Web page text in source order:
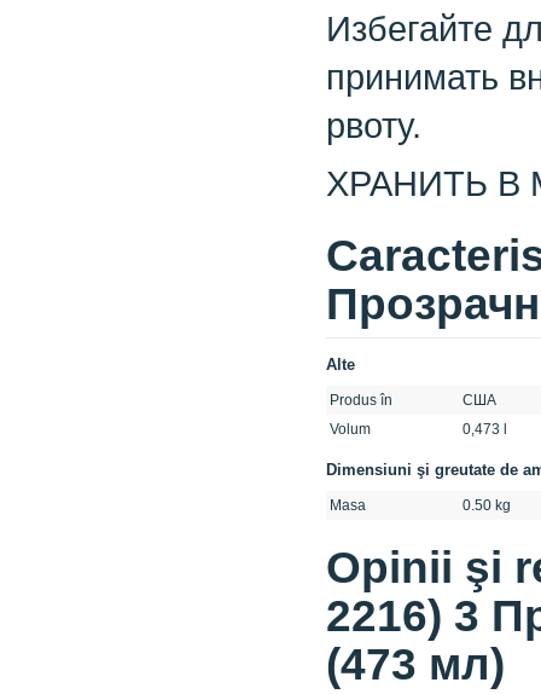
Избегайте
принимать
рвоту.
ХРАНИТЬ В
Alte
Produs în
США
Volum
0,473 l
Dimensiuni şi greutate de
Masa 0.50 kg
Opinii şi
2216) 3
(473 мл)